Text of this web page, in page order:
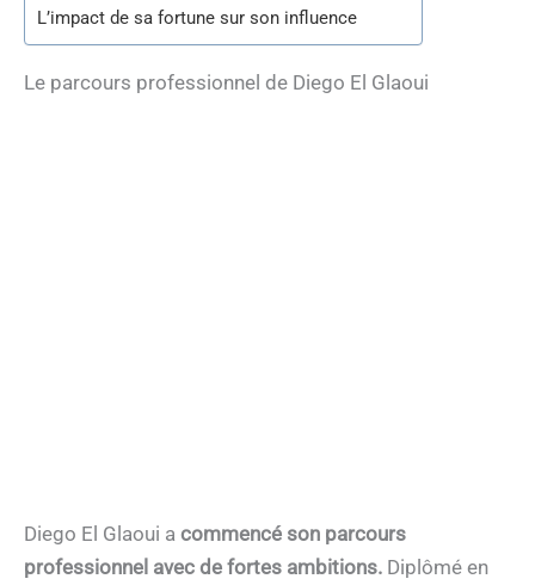
L’impact de sa fortune sur son influence
Le parcours professionnel de Diego El Glaoui
Diego El Glaoui a commencé son parcours
professionnel avec de fortes ambitions. Diplômé en